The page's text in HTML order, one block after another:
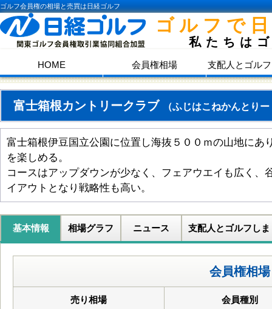
ゴルフ会員権の相場と売買は日経ゴルフ
ゴルフで
私たちは
HOME 会員権相場 支配人とゴル
富士箱根カントリークラブ （ふじはこねかんとり
富士箱根伊豆国立公園に位置し海抜５００ｍの山地にあ
を楽しめる。
コースはアップダウンが少なく、フェアウエイも広く
イアウトとなり戦略性も高い。
基本情報 相場グラフ ニュース 支配人とゴルフしま
会員権相場
売り相場 会員種別